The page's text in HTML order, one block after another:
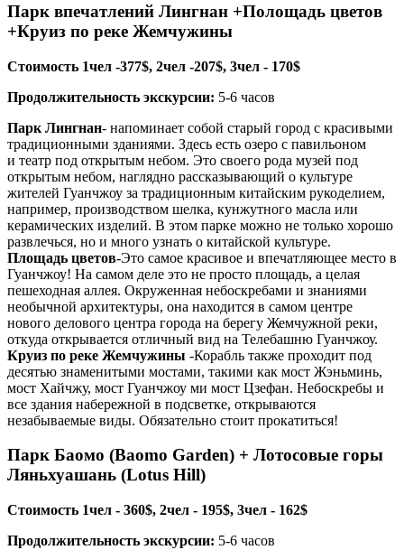
Парк впечатлений Лингнан +Полощадь цветов
+Круиз по реке Жемчужины
Стоимость 1чел -377$, 2чел -207$, 3чел - 170$
Продолжительность экскурсии: 5-6 часов
Парк Лингнан- напоминает собой старый город с красивыми
традиционными зданиями. Здесь есть озеро с павильоном
и театр под открытым небом. Это своего рода музей под
открытым небом, наглядно рассказывающий о культуре
жителей Гуанчжоу за традиционным китайским рукоделием,
например, производством шелка, кунжутного масла или
керамических изделий. В этом парке можно не только хорошо
развлечься, но и много узнать о китайской культуре.
Площадь цветов-Это самое красивое и впечатляющее место в
Гуанчжоу! На самом деле это не просто площадь, а целая
пешеходная аллея. Окруженная небоскребами и знаниями
необычной архитектуры, она находится в самом центре
нового делового центра города на берегу Жемчужной реки,
откуда открывается отличный вид на Телебашню Гуанчжоу.
Круиз по реке Жемчужины -Корабль также проходит под
десятью знаменитыми мостами, такими как мост Жэньминь,
мост Хайчжу, мост Гуанчжоу ми мост Цзефан. Небоскребы и
все здания набережной в подсветке, открываются
незабываемые виды. Обязательно стоит прокатиться!
Парк Баомо (Baomo Garden) + Лотосовые горы
Ляньхуашань (Lotus Hill)
Стоимость 1чел - 360$, 2чел - 195$, 3чел - 162$
Продолжительность экскурсии: 5-6 часов